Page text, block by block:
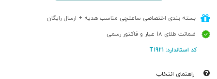
بسته بندی اختصاصی ساعتچی مناسب هدیه + ارسال رایگان
ضمانت طلای 18 عیار و فاکتور رسمی
کد استاندارد: T1921
راهنمای انتخاب